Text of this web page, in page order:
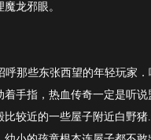
龙邪眼。
那些东张西望的年轻玩家
手指，热血传奇一定是听
较近的一些屋子附近白野